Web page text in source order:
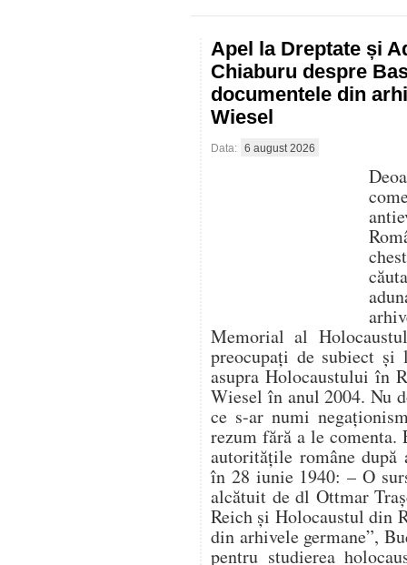
Apel la Dreptate și
Chiaburu despre
documentele din
Wiesel
Data: 6 august 2026
Memorial al
preocupați de subiect
asupra Holocaustului în
Wiesel în anul 2004. Nu
ce s-ar numi
rezum fără a le comenta.
autoritățile române după
în 28 iunie 1940: – O
alcătuit de dl Ottmar
Reich și Holocaustul din
din arhivele germane”,
pentru studierea